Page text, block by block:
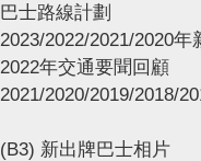
巴士路線計劃
2023/2022/2021/2020年
2022年交通要聞回顧
2021/2020/2019/2018/
(B3) 新出牌巴士相片